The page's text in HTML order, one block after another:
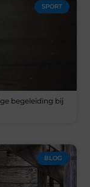
SPORT
begeleiding bij
BLOG